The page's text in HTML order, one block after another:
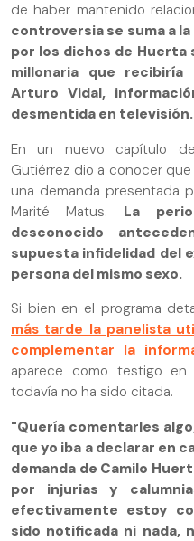
de haber mantenido
controversia se suma a
por los dichos de Huerta
millonaria que
Arturo Vidal,
desmentida en televisión.
En un nuevo capítulo
Gutiérrez dio a conocer
una demanda presentada
Marité Matus. La
desconocido
supuesta infidelidad del
persona del mismo sexo.
Si bien en el programa
más tarde la panelista
complementar la
aparece como testigo
todavía no ha sido citada.
"Quería comentarles
que yo iba a declarar en
demanda de Camilo
por injurias y
efectivamente estoy
sido notificada ni nada,